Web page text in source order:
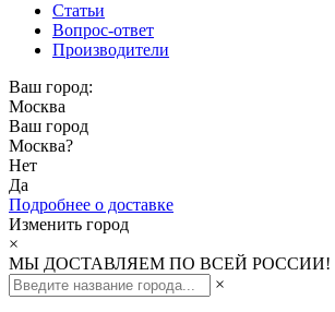
Статьи
Вопрос-ответ
Производители
Ваш город:
Москва
Ваш город
Москва?
Нет
Да
Подробнее о доставке
Изменить город
×
МЫ ДОСТАВЛЯЕМ ПО ВСЕЙ РОССИИ!
×